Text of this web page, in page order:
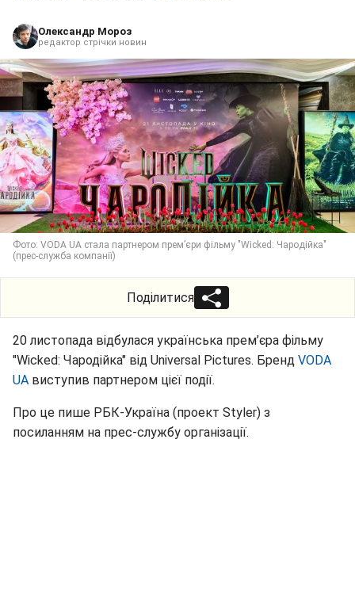
Олександр Мороз
редактор стрічки новин
Фото: VODA UA стала партнером прем’єри фільму "Wicked: Чародійка"
(прес-служба компанії)
Поділитися
20 листопада відбулася українська прем’єра фільму
"Wicked: Чародійка" від Universal Pictures. Бренд VODA
UA виступив партнером цієї події.
Про це пише РБК-Україна (проект Styler) з
посиланням на прес-службу організації.